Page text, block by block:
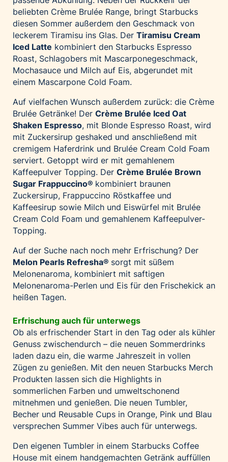
beliebten Crème Brulée Range, bringt Starbucks
diesen Sommer außerdem den Geschmack von
leckerem Tiramisu ins Glas. Der Tiramisu Cream
Iced Latte kombiniert den Starbucks Espresso
Roast, Schlagobers mit Mascarponegeschmack,
Mochasauce und Milch auf Eis, abgerundet mit
einem Mascarpone Cold Foam.
Auf vielfachen Wunsch außerdem zurück: die Crème
Brulée Getränke! Der Crème Brulée Iced Oat
Shaken Espresso, mit Blonde Espresso Roast, wird
mit Zuckersirup geshaked und anschließend mit
cremigem Haferdrink und Brulée Cream Cold Foam
serviert. Getoppt wird er mit gemahlenem
Kaffeepulver Topping. Der Crème Brulée Brown
Sugar Frappuccino® kombiniert braunen
Zuckersirup, Frappuccino Röstkaffee und
Kaffeesirup sowie Milch und Eiswürfel mit Brulée
Cream Cold Foam und gemahlenem Kaffeepulver-
Topping.
Auf der Suche nach noch mehr Erfrischung? Der
Melon Pearls Refresha® sorgt mit süßem
Melonenaroma, kombiniert mit saftigen
Melonenaroma-Perlen und Eis für den Frischekick an
heißen Tagen.
Erfrischung auch für unterwegs
Ob als erfrischender Start in den Tag oder als kühler
Genuss zwischendurch – die neuen Sommerdrinks
laden dazu ein, die warme Jahreszeit in vollen
Zügen zu genießen. Mit den neuen Starbucks Merch
Produkten lassen sich die Highlights in
sommerlichen Farben und umweltschonend
mitnehmen und genießen. Die neuen Tumbler,
Becher und Reusable Cups in Orange, Pink und Blau
versprechen Summer Vibes auch für unterwegs.
Den eigenen Tumbler in einem Starbucks Coffee
House mit einem handgemachten Getränk auffüllen